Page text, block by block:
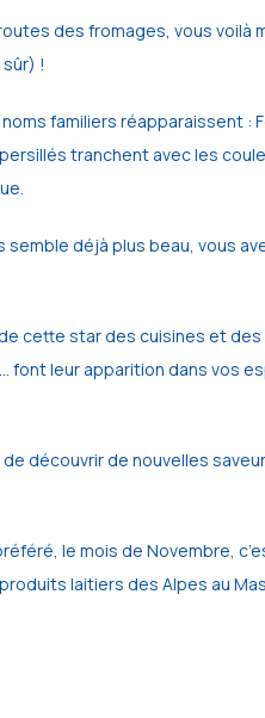
des fromages, vous
!
familiers réapparaissent
tranchent avec les
semble déjà plus beau, vous
cette star des cuisines et des
leur apparition dans vos
découvrir de nouvelles
le mois de Novembre,
laitiers des Alpes au